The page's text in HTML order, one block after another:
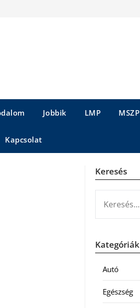
Jobbik LMP MSZP
Kapcsolat
Keresés
Kategóriák
Autó
Egészség